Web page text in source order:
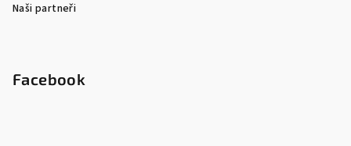
Naši partneři
Facebook